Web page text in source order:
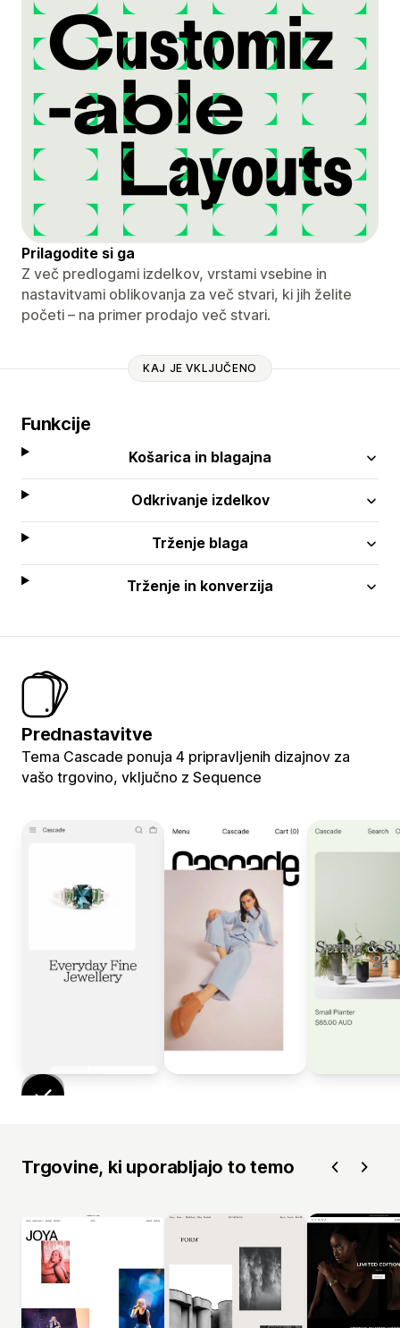
Prilagodite si ga
Z več predlogami izdelkov, vrstami vsebine in
nastavitvami oblikovanja za več stvari, ki jih želite
početi – na primer prodajo več stvari.
KAJ JE VKLJUČENO
Funkcije
Košarica in blagajna
Odkrivanje izdelkov
Trženje blaga
Trženje in konverzija
Prednastavitve
Tema Cascade ponuja 4 pripravljenih dizajnov za
vašo trgovino, vključno z Sequence
Trgovine, ki uporabljajo to temo